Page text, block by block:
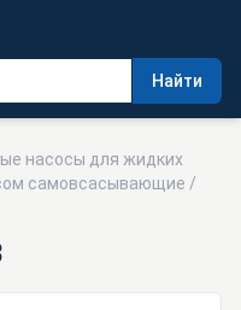
Найти
насосы для жидких
самовсасывающие /